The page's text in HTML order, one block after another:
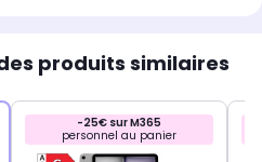
produits similaires
-25€ sur M365
personnel au panier